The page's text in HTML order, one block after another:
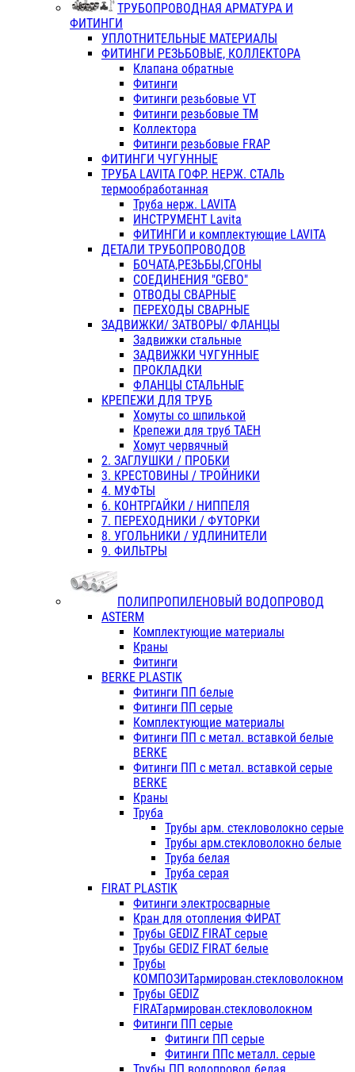
ТРУБОПРОВОДНАЯ АРМАТУРА И
ФИТИНГИ
УПЛОТНИТЕЛЬНЫЕ МАТЕРИАЛЫ
ФИТИНГИ РЕЗЬБОВЫЕ, КОЛЛЕКТОРА
Клапана обратные
Фитинги
Фитинги резьбовые VT
Фитинги резьбовые ТМ
Коллектора
Фитинги резьбовые FRAP
ФИТИНГИ ЧУГУННЫЕ
ТРУБА LAVITA ГОФР. НЕРЖ. СТАЛЬ
термообработанная
Труба нерж. LAVITA
ИНСТРУМЕНТ Lavita
ФИТИНГИ и комплектующие LAVITA
ДЕТАЛИ ТРУБОПРОВОДОВ
БОЧАТА,РЕЗЬБЫ,СГОНЫ
СОЕДИНЕНИЯ "GEBO"
ОТВОДЫ СВАРНЫЕ
ПЕРЕХОДЫ СВАРНЫЕ
ЗАДВИЖКИ/ ЗАТВОРЫ/ ФЛАНЦЫ
Задвижки стальные
ЗАДВИЖКИ ЧУГУННЫЕ
ПРОКЛАДКИ
ФЛАНЦЫ СТАЛЬНЫЕ
КРЕПЕЖИ ДЛЯ ТРУБ
Хомуты со шпилькой
Крепежи для труб ТАЕН
Хомут червячный
2. ЗАГЛУШКИ / ПРОБКИ
3. КРЕСТОВИНЫ / ТРОЙНИКИ
4. МУФТЫ
6. КОНТРГАЙКИ / НИППЕЛЯ
7. ПЕРЕХОДНИКИ / ФУТОРКИ
8. УГОЛЬНИКИ / УДЛИНИТЕЛИ
9. ФИЛЬТРЫ
ПОЛИПРОПИЛЕНОВЫЙ ВОДОПРОВОД
ASTERM
Комплектующие материалы
Краны
Фитинги
BERKE PLASTIK
Фитинги ПП белые
Фитинги ПП серые
Комплектующие материалы
Фитинги ПП с метал. вставкой белые
BERKE
Фитинги ПП с метал. вставкой серые
BERKE
Краны
Труба
Трубы арм. стекловолокно серые
Трубы арм.стекловолокно белые
Труба белая
Труба серая
FIRAT PLASTIK
Фитинги электросварные
Кран для отопления ФИРАТ
Трубы GEDIZ FIRAT серые
Трубы GEDIZ FIRAT белые
Трубы
КОМПОЗИТармирован.стекловолокном
Трубы GEDIZ
FIRATармирован.стекловолокном
Фитинги ПП серые
Фитинги ПП серые
Фитинги ППс металл. серые